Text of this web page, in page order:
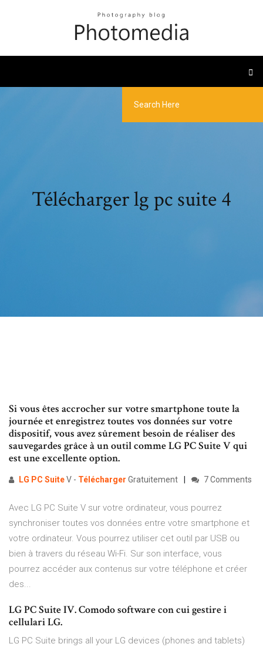
Télécharger lg pc suite 4
Si vous êtes accrocher sur votre smartphone toute la
journée et enregistrez toutes vos données sur votre
dispositif, vous avez sûrement besoin de réaliser des
sauvegardes grâce à un outil comme LG PC Suite V qui
est une excellente option.
LG PC SuiteV - Télécharger Gratuitement 7 Comments
Avec LG PC Suite V sur votre ordinateur, vous pourrez
synchroniser toutes vos données entre votre smartphone et
votre ordinateur. Vous pourrez utiliser cet outil par USB ou
bien à travers du réseau Wi-Fi. Sur son interface, vous
pourrez accéder aux contenus sur votre téléphone et créer
des...
LG PC Suite IV. Comodo software con cui gestire i
cellulari LG.
LG PC Suite brings all your LG devices (phones and tablets)